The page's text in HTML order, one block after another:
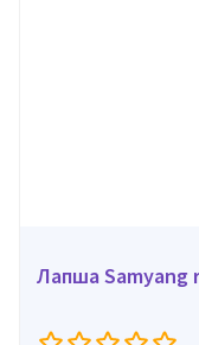
Лапша Samyang